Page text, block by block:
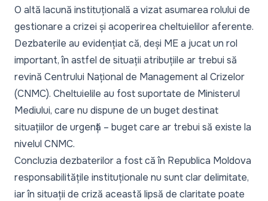
O altă lacună instituțională a vizat asumarea rolului de
gestionare a crizei și acoperirea cheltuielilor aferente.
Dezbaterile au evidențiat că, deși ME a jucat un rol
important, în astfel de situații atribuțiile ar trebui să
revină Centrului Național de Management al Crizelor
(CNMC). Cheltuielile au fost suportate de Ministerul
Mediului, care nu dispune de un buget destinat
situațiilor de urgență – buget care ar trebui să existe la
nivelul CNMC.
Concluzia dezbaterilor a fost că în Republica Moldova
responsabilitățile instituționale nu sunt clar delimitate,
iar în situații de criză această lipsă de claritate poate